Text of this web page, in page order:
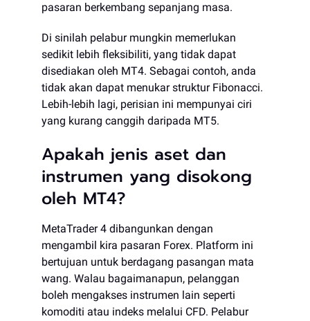
pasaran berkembang sepanjang masa.
​Di sinilah pelabur mungkin memerlukan
sedikit lebih fleksibiliti, yang tidak dapat
disediakan oleh MT4. Sebagai contoh, anda
tidak akan dapat menukar struktur Fibonacci.
Lebih-lebih lagi, perisian ini mempunyai ciri
yang kurang canggih daripada MT5.
Apakah jenis aset dan
instrumen yang disokong
oleh MT4?
MetaTrader 4 dibangunkan dengan
mengambil kira pasaran Forex. Platform ini
bertujuan untuk berdagang pasangan mata
wang. Walau bagaimanapun, pelanggan
boleh mengakses instrumen lain seperti
komoditi atau indeks melalui CFD. Pelabur